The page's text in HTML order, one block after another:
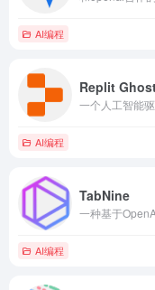
AI编程
Replit
一个人工智能
AI编程
TabNine
一种基于
AI编程